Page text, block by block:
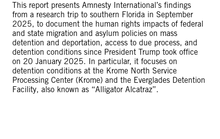
This report presents Amnesty International’s findings
from a research trip to southern Florida in September
2025, to document the human rights impacts of federal
and state migration and asylum policies on mass
detention and deportation, access to due process, and
detention conditions since President Trump took office
on 20 January 2025. In particular, it focuses on
detention conditions at the Krome North Service
Processing Center (Krome) and the Everglades Detention
Facility, also known as “Alligator Alcatraz”.